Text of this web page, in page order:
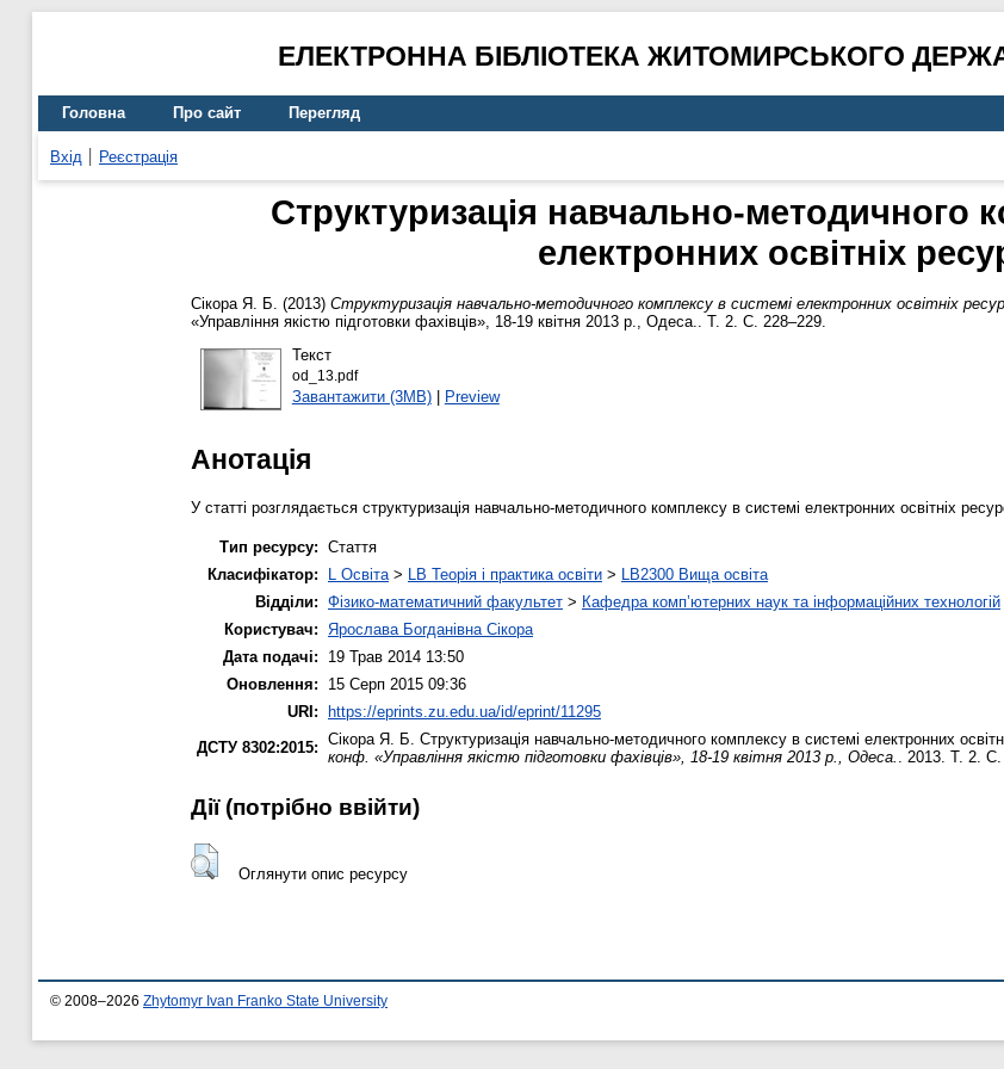
ЕЛЕКТРОННА БІБЛІОТЕКА ЖИТОМИРСЬКОГО
Головна Про сайт Перегляд
Вхід Реєстрація
Структуризація навчально-методичного
електронних освітніх
Сікора Я. Б. (2013) Структуризація навчально-методичного комплексу в системі електронних освітніх
«Управління якістю підготовки фахівців», 18-19 квітня 2013 р., Одеса.. Т. 2. С. 228–229.
Текст
od_13.pdf
Завантажити (3MB)| Preview
Анотація
У статті розглядається структуризація навчально-методичного комплексу в системі електронних освітніх
Тип ресурсу: Стаття
Класифікатор:
L Освіта > LB Теорія і практика освіти > LB2300 Вища освіта
Відділи: Фізико-математичний факультет > Кафедра комп’ютерних наук та інформаційних технологій
Користувач:
Ярослава Богданівна Сікора
Дата подачі:
19 Трав 2014 13:50
Оновлення:
15 Серп 2015 09:36
URI: https://eprints.zu.edu.ua/id/eprint/11295
ДСТУ 8302:2015: Сікора Я. Б. Структуризація навчально-методичного комплексу в системі електронних
конф. «Управління якістю підготовки фахівців», 18-19 квітня 2013 р., Одеса.
. 2013. Т. 2. С.
Дії ​​(потрібно ввійти)
Оглянути опис ресурсу
© 2008–2026 Zhytomyr Ivan Franko State University